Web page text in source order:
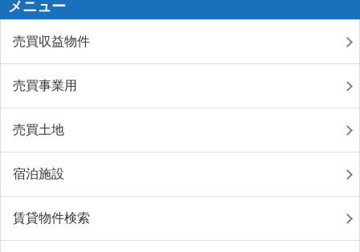
メニュー
売買収益物件
売買事業用
売買土地
宿泊施設
賃貸物件検索